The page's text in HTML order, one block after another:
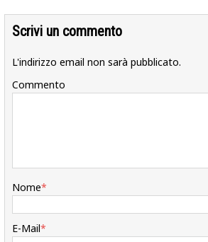
Scrivi un commento
L'indirizzo email non sarà pubblicato.
Commento
Nome*
E-Mail*